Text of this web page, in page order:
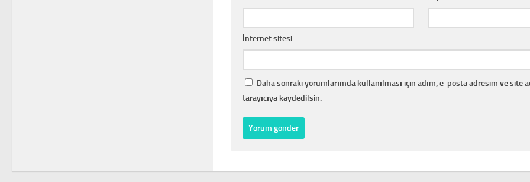
İnternet sitesi
Daha sonraki yorumlarımda kullanılması için adım, e-posta adresim ve site
tarayıcıya kaydedilsin.